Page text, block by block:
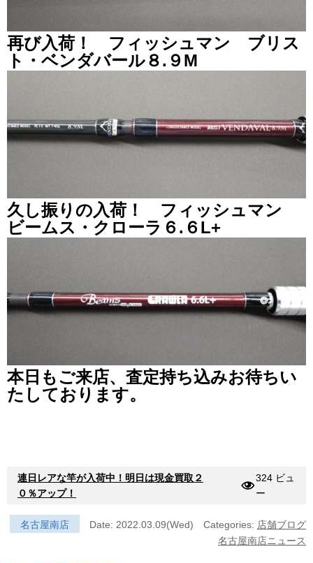
再び入荷！ フィッシュマン ブリス
ト・ベンダバール８.９M
久し振りの入荷！ フィッシュマン
ビームス・クローラ６.６L+
本日もご来店、査定持ち込みお待ちい
たしております。
連日レアな竿が入荷中！明日は現金買取２
０％アップ！
324 ビュ
ー
名古屋南店 Date: 2022.03.09(Wed) Categories: 店舗ブログ
名古屋南店ニュース